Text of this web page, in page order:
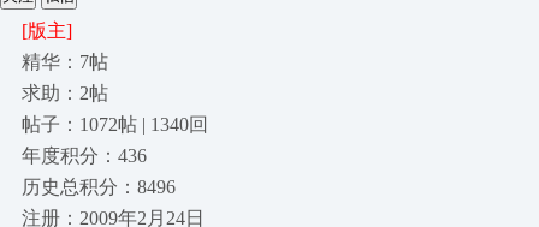
[版主]
精华：7帖
求助：2帖
帖子：1072帖 | 1340回
年度积分：436
历史总积分：8496
注册：2009年2月24日